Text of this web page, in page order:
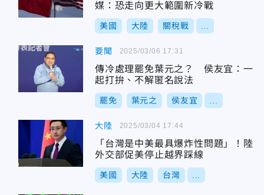
媒：恐走向更大範圍新冷戰
美國 大陸 關稅戰
要聞
傳冷處理罷免葉元之？ 侯友宜：一
起打拚、不解匿名說法
罷免 葉元之 侯友宜
2025/03/06 17:31
大陸
「台灣是中美最具爆炸性問題」！陸
外交部促美停止越界踩線
美國 大陸 台灣
2025/03/04 17:44